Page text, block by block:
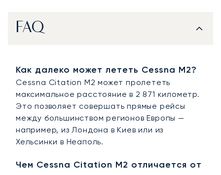
FAQ
Как далеко может лететь Cessna M2?
Cessna Citation M2 может пролететь
максимальное расстояние в 2 871 километр.
Это позволяет совершать прямые рейсы
между большинством регионов Европы —
например, из Лондона в Киев или из
Хельсинки в Неаполь.
Чем Cessna Citation M2 отличается от